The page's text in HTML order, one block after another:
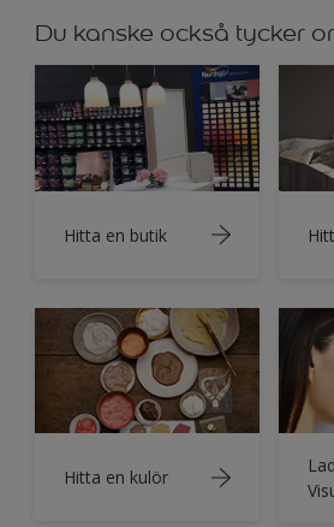
Du kanske också tycker
Hitta en butik
Hitta en kulör